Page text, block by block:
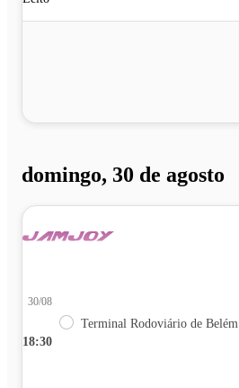
domingo, 30 de agosto
18:30
30/08
Terminal Rodoviário de Belém